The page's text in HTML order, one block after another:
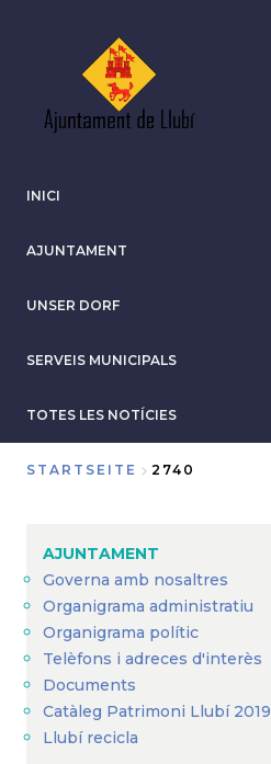
INICI
AJUNTAMENT
UNSER DORF
SERVEIS MUNICIPALS
TOTES LES NOTÍCIES
STARTSEITE 2740
AJUNTAMENT
Governa amb nosaltres
Organigrama administratiu
Organigrama polític
Telèfons i adreces d'interès
Documents
Catàleg Patrimoni Llubí 2019
Llubí recicla